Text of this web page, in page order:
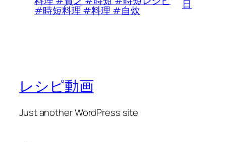
#時短料理 #料理 #自炊
日
レシピ動画
Just another WordPress site